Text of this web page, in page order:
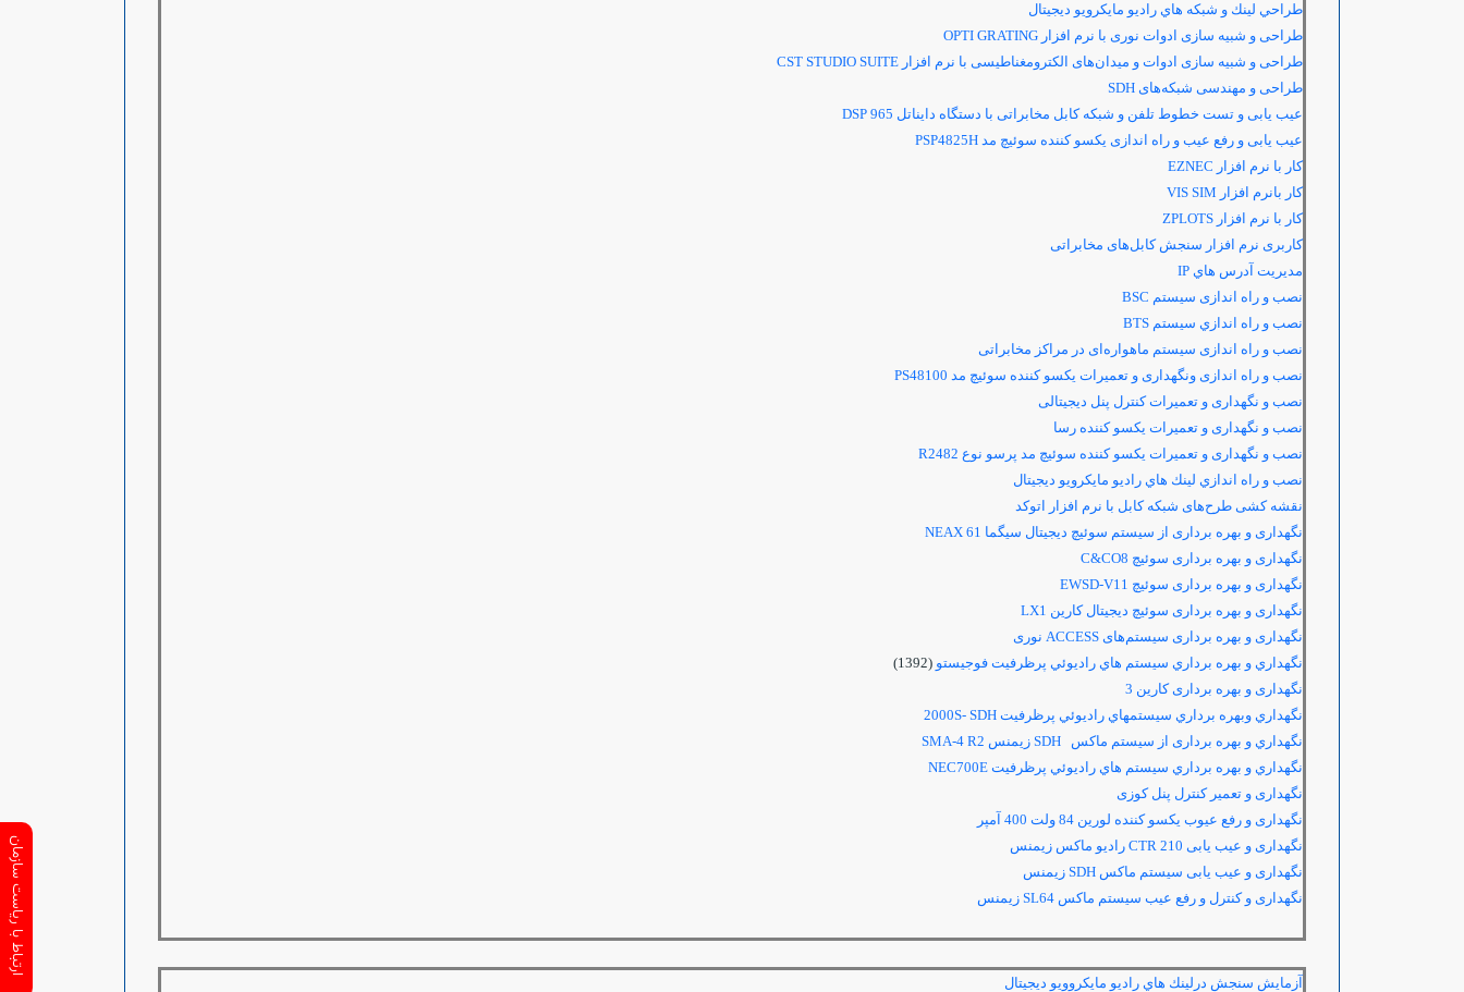
طراحي لينك و شبكه هاي راديو مايكرويو ديجيتال
طراحی و شبیه سازی ادوات نوری با نرم افزار OPTI GRATING
طراحی و شبیه سازی ادوات و میدان‌های الکترومغناطیسی با نرم افزار CST STUDIO SUITE
طراحی و مهندسی شبکه‌های SDH
عیب یابی و تست خطوط تلفن و شبکه کابل مخابراتی با دستگاه دایناتل DSP 965
عیب یابی و رفع عیب و راه اندازی یکسو کننده سوئیچ مد PSP4825H
کار با نرم افزار EZNEC
کار بانرم افزار VIS SIM
کار با نرم افزار ZPLOTS
کاربری نرم افزار سنجش کابل‌های مخابراتی
مديريت آدرس هاي IP
نصب و راه اندازی سیستم BSC
نصب و راه اندازي سيستم BTS
نصب و راه اندازی سیستم ماهواره‌ای در مراکز مخابراتی
نصب و راه اندازی ونگهداری و تعمیرات یکسو کننده سوئیچ مد PS48100
نصب و نگهداری و تعمیرات کنترل پنل دیجیتالی
نصب و نگهداری و تعمیرات یکسو کننده رسا
نصب و نگهداری و تعمیرات یکسو کننده سوئیچ مد پرسو نوع R2482
نصب و راه اندازي لينك هاي راديو مايكرويو ديجيتال
نقشه کشی طرح‌های شبکه کابل با نرم افزار اتوکد
نگهداری و بهره برداری از سیستم سوئیچ دیجیتال سیگما NEAX 61
نگهداری و بهره برداری سوئیچ C&CO8
نگهداری و بهره برداری سوئیچ EWSD-V11
نگهداری و بهره برداری سوئیچ دیجیتال کارین LX1
نگهداری و بهره برداری سیستم‌های
نوری
نگهداري و بهره برداري سيستم هاي راديوئي پرظرفيت فوجيستو (1392)
نگهداری و بهره برداری کارین 3
نگهداري وبهره برداري سيستمهاي راديوئي پرظرفيت 2000S- SDH
نگهداري و بهره برداری از سيستم ماكس SDH زیمنس SMA-4 R2
نگهداري و بهره برداري سيستم هاي راديوئي پرظرفيت NEC700E
نگهداری و تعمیر کنترل پنل کوزی
نگهداری و رفع عیوب یکسو کننده لورین 84 ولت 400 آمپر
نگهداری و عیب یابی
رادیو ماکس زیمنس
نگهداری و عیب یابی سیستم ماکس
زیمنس
نگهداری و کنترل و رفع عیب سیستم ماکس
زیمنس
آزمايش سنجش درلينك هاي راديو مايكروويو ديجيتال
ارتباط با ریاست سازمان